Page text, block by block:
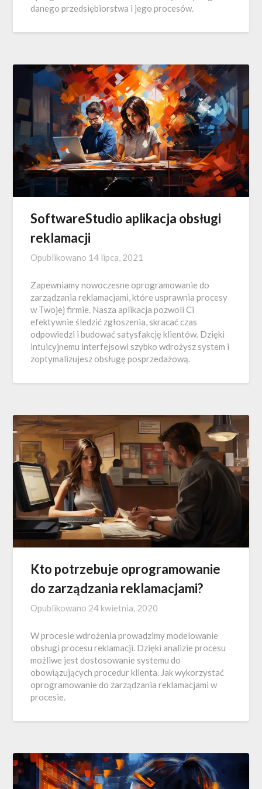
danego przedsiębiorstwa i jego procesów.
SoftwareStudio aplikacja obsługi
reklamacji
Opublikowano 14 lipca, 2021
Zapewniamy nowoczesne oprogramowanie do
zarządzania reklamacjami, które usprawnia procesy
w Twojej firmie. Nasza aplikacja pozwoli Ci
efektywnie śledzić zgłoszenia, skracać czas
odpowiedzi i budować satysfakcję klientów. Dzięki
intuicyjnemu interfejsowi szybko wdrożysz system i
zoptymalizujesz obsługę posprzedażową.
Kto potrzebuje oprogramowanie
do zarządzania reklamacjami?
Opublikowano 24 kwietnia, 2020
W procesie wdrożenia prowadzimy modelowanie
obsługi procesu reklamacji. Dzięki analizie procesu
możliwe jest dostosowanie systemu do
obowiązujących procedur klienta. Jak wykorzystać
oprogramowanie do zarządzania reklamacjami w
procesie.